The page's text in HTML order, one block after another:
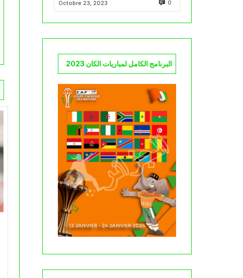
Octobre 23, 2023 0
البرنامج الكامل لمباريات الكان 2023